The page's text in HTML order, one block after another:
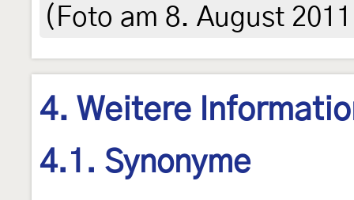
(Foto am 8. August
4. Weitere
4.1. Synonyme